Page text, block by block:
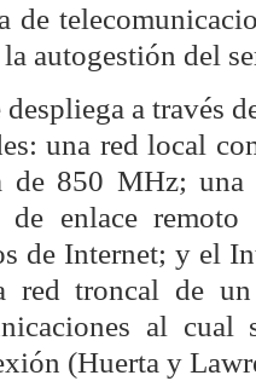
de
autogestión del
a través
una red local
de 850 MHz; una
de enlace
de Internet; y el
red troncal de
al cual
(Huerta y